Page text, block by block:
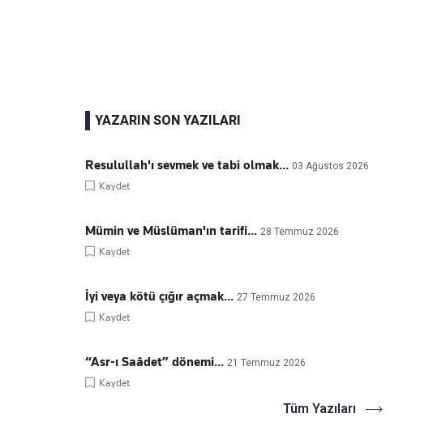
YAZARIN SON YAZILARI
Resulullah'ı sevmek ve tabi olmak... 03 Ağustos 2026
Kaydet
Mümin ve Müslüman'ın tarifi... 28 Temmuz 2026
Kaydet
İyi veya kötü çığır açmak... 27 Temmuz 2026
Kaydet
“Asr-ı Saâdet” dönemi... 21 Temmuz 2026
Kaydet
Tüm Yazıları